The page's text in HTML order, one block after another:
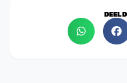
DEEL